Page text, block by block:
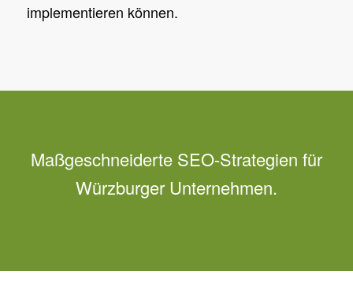
implementieren können.
Maßgeschneiderte SEO-Strategien für
Würzburger Unternehmen.